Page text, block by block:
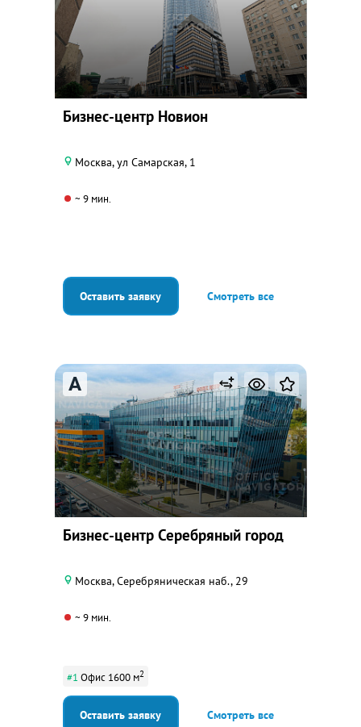
Бизнес-центр Новион
Москва, ул Самарская, 1
~ 9 мин.
Оставить заявку Смотреть все
A
Бизнес-центр Серебряный город
Москва, Серебряническая наб., 29
~ 9 мин.
#1 Офис 1600 м2
Оставить заявку Смотреть все